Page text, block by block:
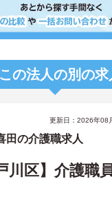
この法人の別の求
更新日：2026年08
田の介護職求人
川区】介護職